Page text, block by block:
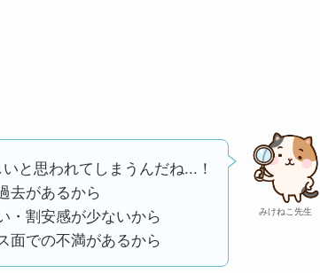
みけねこ先生
と思われてしまうんだね...！
去があるから
・割安感が少ないから
面での不満があるから